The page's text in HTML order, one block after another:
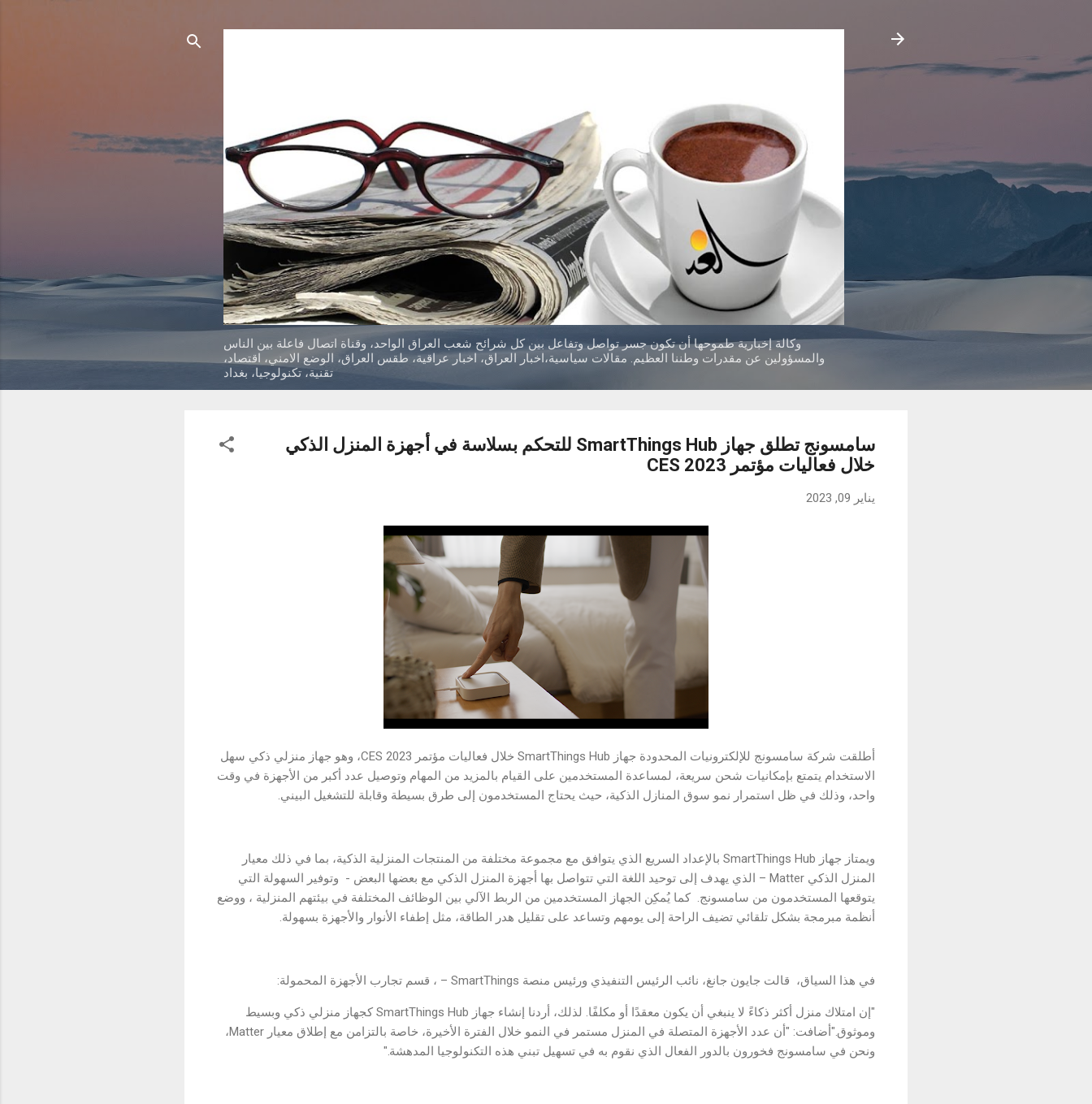
وكالة إخبارية طموحها أن تكون جسر تواصل وتفاعل بين كل شرائح شعب العراق الواحد، وقناة اتصال فاعلة بين الناس
والمسؤولين عن مقدرات وطننا العظيم. مقالات سياسية،اخبار العراق، اخبار عراقية، طقس العراق، الوضع الامني، اقتصاد،
تقنية، تكنولوجيا، بغداد
سامسونج تطلق جهاز SmartThings Hub للتحكم بسلاسة في أجهزة المنزل الذكي
خلال فعاليات مؤتمر CES 2023
يناير 09, 2023
أطلقت شركة سامسونج للإلكترونيات المحدودة جهاز SmartThings Hub خلال فعاليات مؤتمر CES 2023، وهو جهاز منزلي ذكي سهل
الاستخدام يتمتع بإمكانيات شحن سريعة، لمساعدة المستخدمين على القيام بالمزيد من المهام وتوصيل عدد أكبر من الأجهزة في وقت
واحد، وذلك في ظل استمرار نمو سوق المنازل الذكية، حيث يحتاج المستخدمون إلى طرق بسيطة وقابلة للتشغيل البيني.
ويمتاز جهاز SmartThings Hub بالإعداد السريع الذي يتوافق مع مجموعة مختلفة من المنتجات المنزلية الذكية، بما في ذلك معيار
المنزل الذكي Matter – الذي يهدف إلى توحيد اللغة التي تتواصل بها أجهزة المنزل الذكي مع بعضها البعض - وتوفير السهولة التي
يتوقعها المستخدمون من سامسونج. كما يُمكِن الجهاز المستخدمين من الربط الآلي بين الوظائف المختلفة في بيئتهم المنزلية ، ووضع
أنظمة مبرمجة بشكل تلقائي تضيف الراحة إلى يومهم وتساعد على تقليل هدر الطاقة، مثل إطفاء الأنوار والأجهزة بسهولة.
في هذا السياق، قالت جايون جانغ، نائب الرئيس التنفيذي ورئيس منصة SmartThings – ، قسم تجارب الأجهزة المحمولة:
"إن امتلاك منزل أكثر ذكاءً لا ينبغي أن يكون معقدًا أو مكلفًا. لذلك، أردنا إنشاء جهاز SmartThings Hub كجهاز منزلي ذكي وبسيط
وموثوق."أضافت: "أن عدد الأجهزة المتصلة في المنزل مستمر في النمو خلال الفترة الأخيرة، خاصة بالتزامن مع إطلاق معيار Matter،
ونحن في سامسونج فخورون بالدور الفعال الذي نقوم به في تسهيل تبني هذه التكنولوجيا المدهشة."